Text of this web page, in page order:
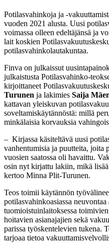
Potilasvahinkoja ja -
vuoden 2021 alusta. Uusi
voimassa olleen edeltäjänsä ja
lait koskien
potilasvahinkolautakuntaa.
Finva on julkaissut
julkaistusta Potilasvahinko-
kirjoittaneet
Turunen ja lakimies Saija
kattavan yleiskuvan
soveltamiskäytännöstä: millä
minkälaisia korvauksia
‒ Kirjassa käsiteltävä uusi
vanhentumisia ja puutteita, joita
vuosien saatossa oli havaittu.
osin nyt kirjattu lakiin, mikä
kertoo Minna Plit-Turunen.
Teos toimii käytännön
potilasvahinkoasiassa
tuomioistuinlaitoksessa
hoitavien asianajajien sekä
parissa työskentelevien tukena.
tarjoaa tietoa